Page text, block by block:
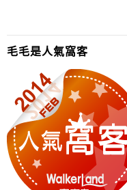
毛毛是人氣窩客